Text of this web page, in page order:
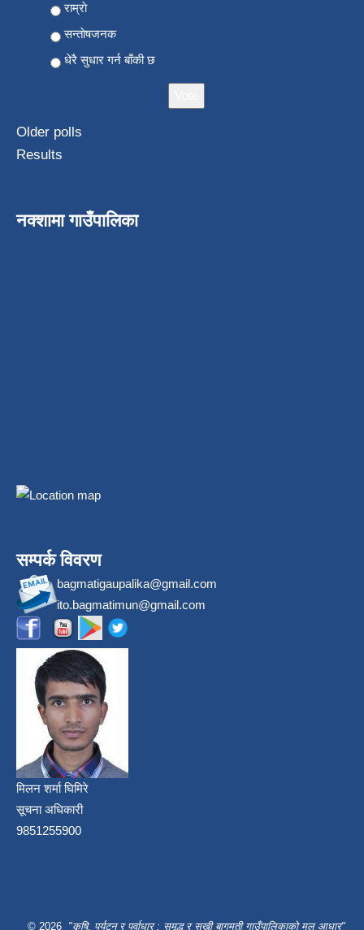
Choices
राम्राे
सन्ताेषजनक
धेरै सुधार गर्न बाँकी छ
Older polls
Results
नक्शामा गाउँपालिका
सम्पर्क विवरण
bagmatigaupalika@gmail.com
ito.bagmatimun@gmail.com
मिलन शर्मा घिमिरे
सूचना अधिकारी
9851255900
© 2026 "कृषि, पर्यटन र पूर्वाधार : समृद्ध र सुखी बागमती गाउँपालिकाको मूल आधार"